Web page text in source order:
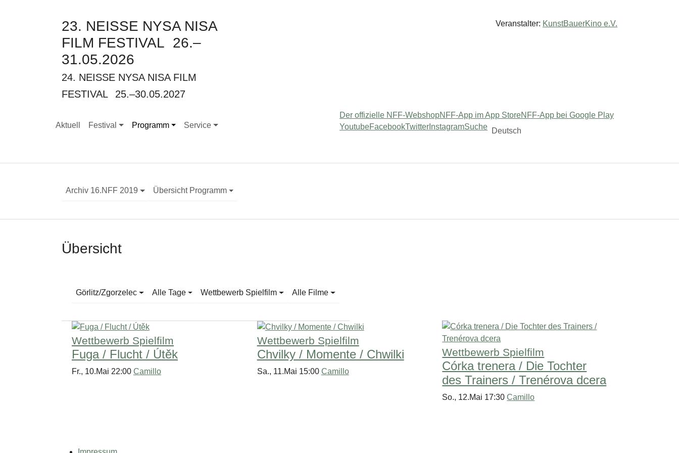
23. NEISSE NYSA NISA
FILM FESTIVAL 26.–
31.05.2026
24. NEISSE NYSA NISA FILM
FESTIVAL
25.–30.05.2027
Veranstalter: KunstBauerKino e.V.
Aktuell Festival
Submenu for "Festival"
Programm
Submenu for "Programm"
Service
Submenu for "Service"
Der offizielle NFF-WebshopNFF-App im App StoreNFF-App bei Google Play
YoutubeFacebookTwitter InstagramSuche Deutsch
Archiv 16.NFF 2019 Übersicht Programm
Übersicht
Görlitz/Zgorzelec Alle Tage Wettbewerb Spielfilm Alle Filme
Wettbewerb Spielfilm
Fuga / Flucht / Útěk
Fr., 10.Mai 22:00 Camillo
Wettbewerb Spielfilm
Chvilky / Momente / Chwilki
Sa., 11.Mai 15:00 Camillo
Wettbewerb Spielfilm
Córka trenera / Die Tochter
des Trainers / Trenérova dcera
So., 12.Mai 17:30 Camillo